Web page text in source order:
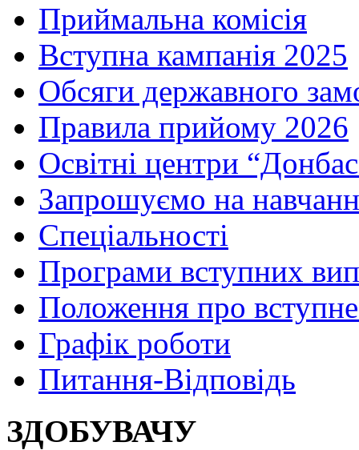
Приймальна комісія
Вступна кампанія 2025
Обсяги державного
Правила прийому 2026
Освітні центри
Запрошуємо на
Спеціальності
Програми вступних
Положення про
Графік роботи
Питання-Відповідь
ЗДОБУВАЧУ